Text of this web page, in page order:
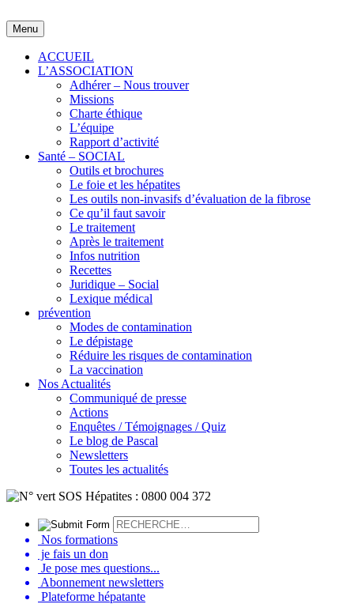
to
content
Menu
ACCUEIL
L’ASSOCIATION
Adhérer – Nous trouver
Missions
Charte éthique
L’équipe
Rapport d’activité
Santé – SOCIAL
Outils et brochures
Le foie et les hépatites
Les outils non-invasifs d’évaluation de la fibrose
Ce qu’il faut savoir
Le traitement
Après le traitement
Infos nutrition
Recettes
Juridique – Social
Lexique médical
prévention
Modes de contamination
Le dépistage
Réduire les risques de contamination
La vaccination
Nos Actualités
Communiqué de presse
Actions
Enquêtes / Témoignages / Quiz
Le blog de Pascal
Newsletters
Toutes les actualités
Nos formations
je fais un don
Je pose mes questions...
Abonnement newsletters
Plateforme hépatante